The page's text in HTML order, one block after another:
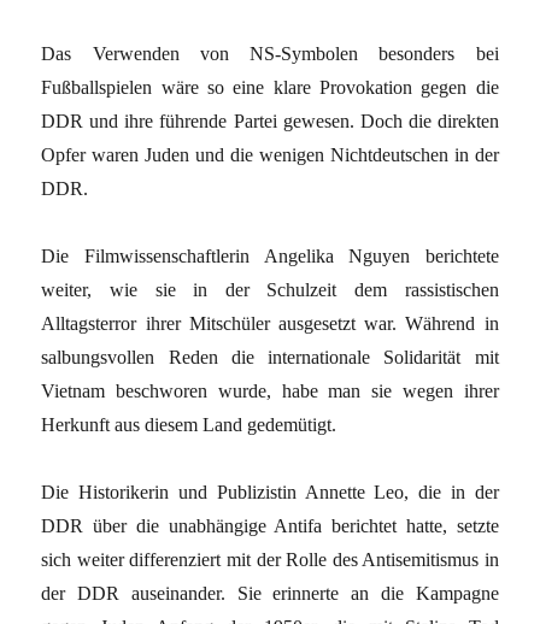
Das Verwenden von NS-Symbolen besonders bei
Fußballspielen wäre so eine klare Provokation gegen die
DDR und ihre führende Partei gewesen. Doch die direkten
Opfer waren Juden und die wenigen Nichtdeutschen in der
DDR.
Die Filmwissenschaftlerin Angelika Nguyen berichtete
weiter, wie sie in der Schulzeit dem rassistischen
Alltagsterror ihrer Mitschüler ausgesetzt war. Während in
salbungsvollen Reden die internationale Solidarität mit
Vietnam beschworen wurde, habe man sie wegen ihrer
Herkunft aus diesem Land gedemütigt.
Die Historikerin und Publizistin Annette Leo, die in der
DDR über die unabhängige Antifa berichtet hatte, setzte
sich weiter differenziert mit der Rolle des Antisemitismus in
der DDR auseinander. Sie erinnerte an die Kampagne